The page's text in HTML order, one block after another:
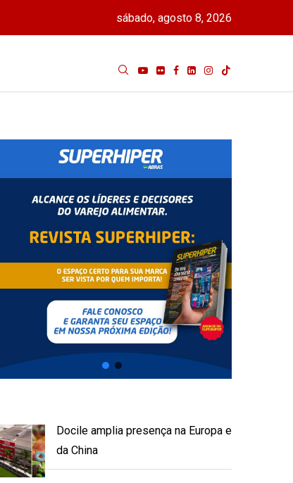
sábado, agosto 8, 2026
Docile amplia presença na Europa e
da China